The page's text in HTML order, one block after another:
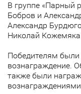
В группе «Парный
Бобров и
Александр
Николай
Победителям
вознаграждение.
также были